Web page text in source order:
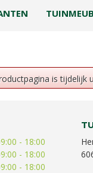
is tijdelijk
- 18:00
- 18:00
- 18:00